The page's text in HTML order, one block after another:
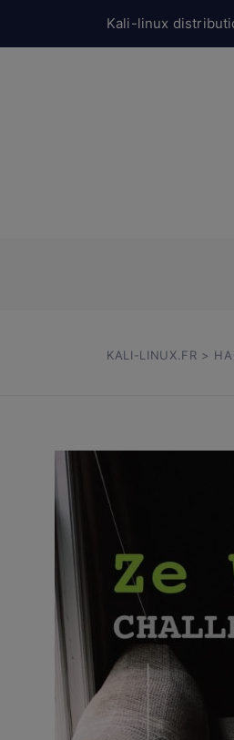
Kali-linux
KALI-LINUX.FR >